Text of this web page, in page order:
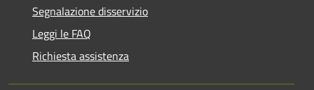
Segnalazione disservizio
Leggi le FAQ
Richiesta assistenza